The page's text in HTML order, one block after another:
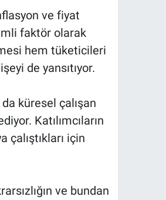
ve fiyat
faktör olarak
hem tüketicileri
de yansıtıyor.
küresel çalışan
Katılımcıların
çalıştıkları için
ve bundan